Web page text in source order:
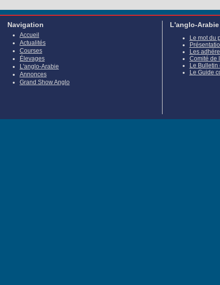
Navigation
Accueil
Actualités
Courses
Élevages
L'anglo-Arabie
Annonces
Grand Show Anglo
L'anglo-Arabie
Le mot du
Les
Comité de
Le Bulletin
Le Guide